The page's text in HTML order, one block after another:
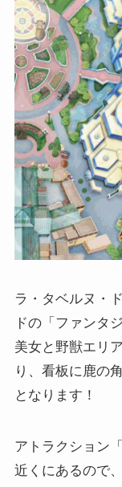
ラ・タベルヌ・
ドの「ファンタ
美女と野獣エリ
り、看板に鹿の
となります！
アトラクション
近くにあるので